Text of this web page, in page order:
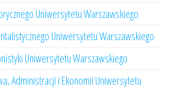
Uniwersytetu Warszawskiego
Uniwersytetu Warszawskiego
Uniwersytetu Warszawskiego
Administracji i Ekonomii Uniwersytetu